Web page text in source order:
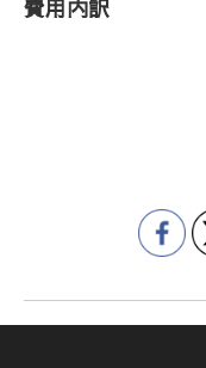
費用内訳